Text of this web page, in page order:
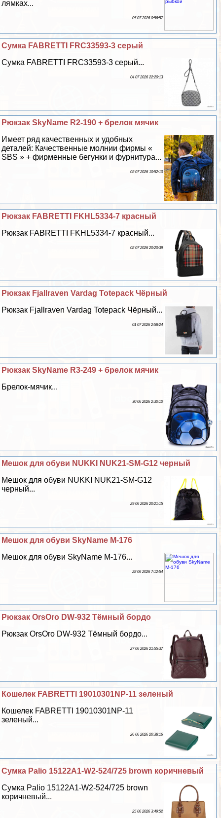
лямках...
05 07 2026 0:56:57
Сумка FABRETTI FRC33593-3 серый
Сумка FABRETTI FRC33593-3 серый...
04 07 2026 22:20:13
Рюкзак SkyName R2-190 + брелок мячик
Имеет ряд качественных и удобных
деталей: Качественные молнии фирмы «
SBS » + фирменные бегунки и фурнитура...
03 07 2026 10:52:10
Рюкзак FABRETTI FKHL5334-7 красный
Рюкзак FABRETTI FKHL5334-7 красный...
02 07 2026 20:20:39
Рюкзак Fjallraven Vardag Totepack Чёрный
Рюкзак Fjallraven Vardag Totepack Чёрный...
01 07 2026 2:58:24
Рюкзак SkyName R3-249 + брелок мячик
Брелок-мячик...
30 06 2026 2:30:10
Мешок для обуви NUKKI NUK21-SM-G12 черный
Мешок для обуви NUKKI NUK21-SM-G12
черный...
29 06 2026 20:21:15
Мешок для обуви SkyName M-176
Мешок для обуви SkyName M-176...
28 06 2026 7:12:54
Рюкзак OrsOro DW-932 Тёмный бордо
Рюкзак OrsOro DW-932 Тёмный бордо...
27 06 2026 21:55:37
Кошелек FABRETTI 19010301NP-11 зеленый
Кошелек FABRETTI 19010301NP-11
зеленый...
26 06 2026 20:38:16
Сумка Palio 15122A1-W2-524/725 brown коричневый
Сумка Palio 15122A1-W2-524/725 brown
коричневый...
25 06 2026 3:49:52